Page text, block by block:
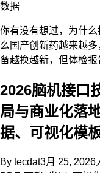
数据
你有没有想过，为什么
么国产创新药越来越
备越换越新，但体检报
2026脑机接口
局与商业化落
据、可视化模
By tecdat3月 25, 2026